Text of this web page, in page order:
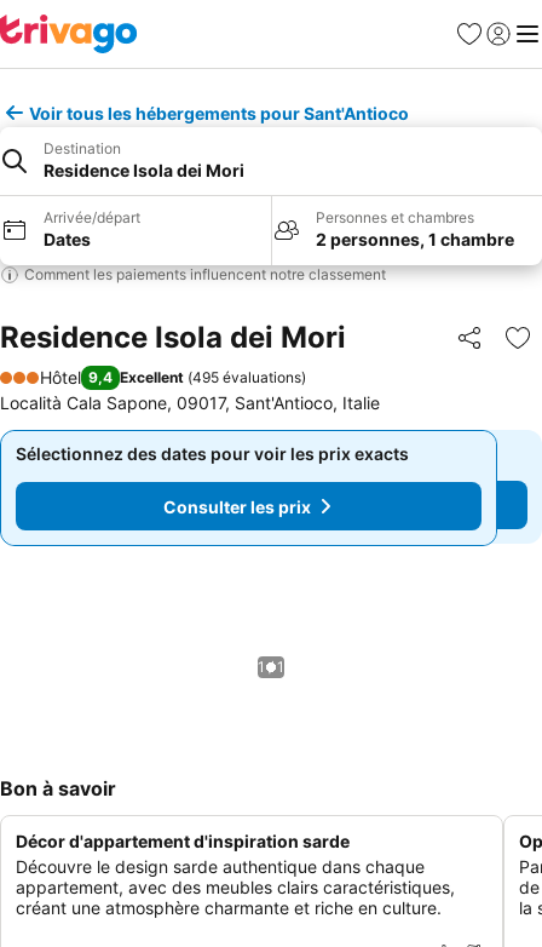
Favoris
Se
Voir tous les hébergements pour Sant'Antioco
Destination
Residence Isola dei Mori
Arrivée/départ
Dates
Personnes et chambres
2 personnes, 1 chambre
Comment les paiements influencent notre classement
Residence Isola dei Mori Partager
3 Étoiles
Hôtel 9,4 Excellent (495 évaluations)
Località Cala Sapone, 09017, Sant'Antioco, Italie
Sélectionnez des dates pour voir les prix exacts
Consulter les prix
Sélectionnez des dates pour voir les prix exacts
Consulter les prix
1 / 1
Bon à savoir
Décor d'appartement d'inspiration sarde
Découvre le design sarde authentique dans chaque
appartement, avec des meubles clairs caractéristiques,
créant une atmosphère charmante et riche en culture.
la